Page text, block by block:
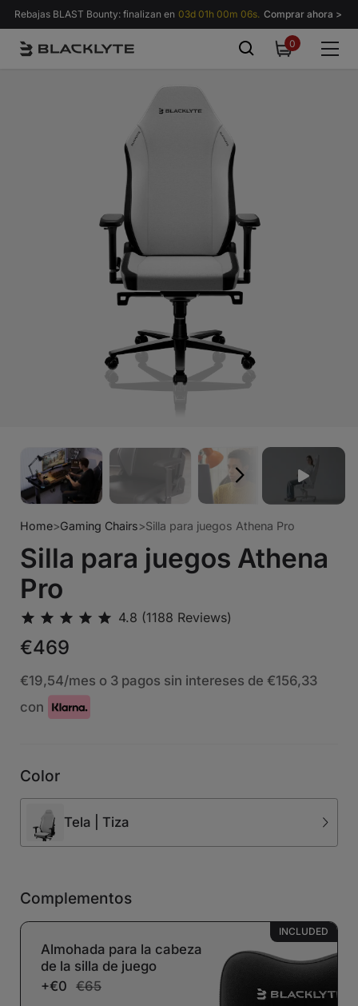
Saltar al contenido
Rebajas BLAST Bounty: finalizan en 03d 01h 00m 01s. Comprar ahora >
00
Home>Gaming Chairs>Silla para juegos Athena Pro
Silla para juegos Athena
Pro
€469
€19,54/mes o 3 pagos sin intereses de €156,33
con
Color
Tela | Tiza
Complementos
Almohada para la cabeza
de la silla de juego
+€0 €65
INCLUDED